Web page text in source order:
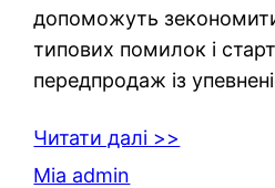
допоможуть
типових помилок і
передпродаж із
Читати далі >>
Mia admin